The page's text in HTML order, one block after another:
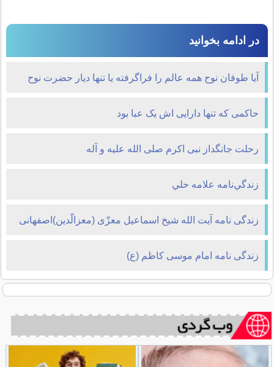
در ادامه بخوانید
آيا طوفان نوح همه عالم را فراگرفته يا تنها ديار حضرت نوح
حاکمی که تنها دارایی اش یک عبا بود
رحلت جانگداز نبی اکرم صلی الله علیه و آله
زندگي‌نامه علامه حلي
زندگی نامه آیت الله شیخ اسماعیل معزّی (معزالّدین)اصفهانی
زندگی نامه امام موسی کاظم (ع)